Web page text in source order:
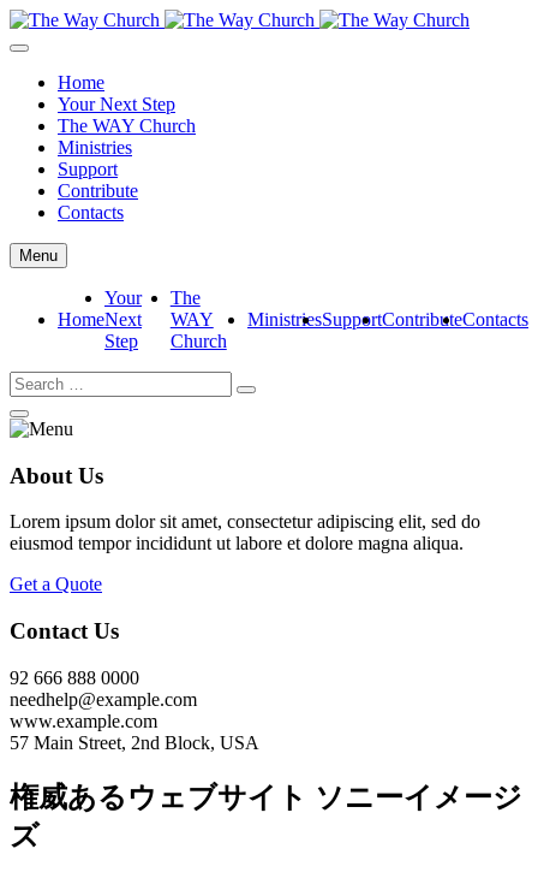
Home
Your Next Step
The WAY Church
Ministries
Support
Contribute
Contacts
Menu
Home
Your
Next
Step
The
WAY
Church
MinistriesSupportContributeContacts
About Us
Lorem ipsum dolor sit amet, consectetur adipiscing elit, sed do
eiusmod tempor incididunt ut labore et dolore magna aliqua.
Get a Quote
Contact Us
92 666 888 0000
needhelp@example.com
www.example.com
57 Main Street, 2nd Block, USA
権威あるウェブサイト ソニーイメージ
ズ